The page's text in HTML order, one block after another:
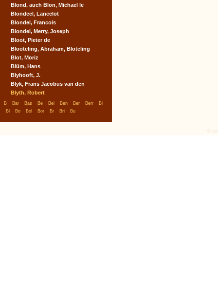
Blond, auch Blon, Michael le
Blondeel, Lancelot
Blondel, Francois
Blondel, Merry, Joseph
Bloot, Pieter de
Blooteling, Abraham, Bloteling
Blot, Moriz
Blüm, Hans
Blyhooft, J.
Blyk, Frans Jacobus van den
Blyth, Robert
B Bar Bas Be Bei Ben Ber Berr Bi
Bl Bo Bol Bor Br Bri Bu